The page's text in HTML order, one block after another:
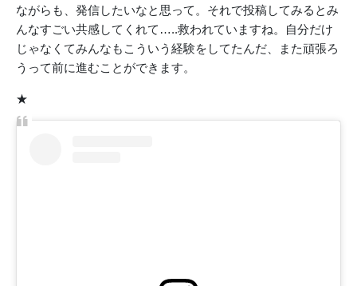
ながらも、発信したいなと思って。それで投稿してみるとみ
んなすごい共感してくれて…..救われていますね。自分だけ
じゃなくてみんなもこういう経験をしてたんだ、また頑張ろ
うって前に進むことができます。
★